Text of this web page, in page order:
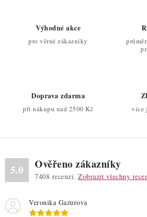
v
ý
i
s
u
Výhodné akce
pro věrné zákazníky
Doprava zdarma
při nákupu nad 2500 Kč více
5.0 Ověřeno zákazníky
7408 recenzí. Zobrazit všechny
Veronika Gazurova